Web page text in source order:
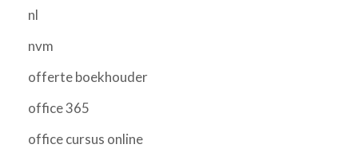
nl
nvm
offerte boekhouder
office 365
office cursus online